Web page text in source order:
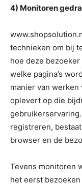
4) Monitoren
technieken om bij
hoe deze
welke pagina’s
manier van
oplevert op die
registreren,
browser en de
Tevens monitoren
het eerst